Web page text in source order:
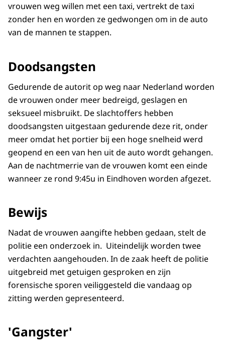
vrouwen weg willen met een taxi, vertrekt de taxi
zonder hen en worden ze gedwongen om in de auto
van de mannen te stappen.
Doodsangsten
Gedurende de autorit op weg naar Nederland worden
de vrouwen onder meer bedreigd, geslagen en
seksueel misbruikt. De slachtoffers hebben
doodsangsten uitgestaan gedurende deze rit, onder
meer omdat het portier bij een hoge snelheid werd
geopend en een van hen uit de auto wordt gehangen.
Aan de nachtmerrie van de vrouwen komt een einde
wanneer ze rond 9:45u in Eindhoven worden afgezet.
Bewijs
Nadat de vrouwen aangifte hebben gedaan, stelt de
politie een onderzoek in. Uiteindelijk worden twee
verdachten aangehouden. In de zaak heeft de politie
uitgebreid met getuigen gesproken en zijn
forensische sporen veiliggesteld die vandaag op
zitting werden gepresenteerd.
'Gangster'